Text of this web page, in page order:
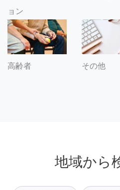
ョン
高齢者 その他
地域から